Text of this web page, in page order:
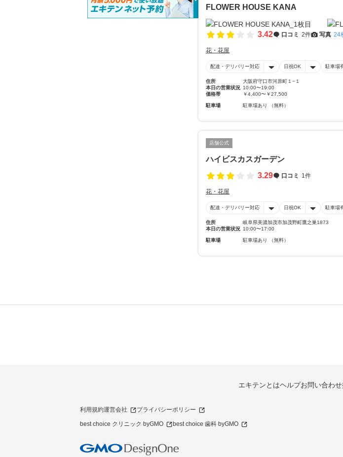
FLOWER HOUSE KANA
3.42 口コミ 2件 写真 24
花・花屋
配達・デリバリー対応 日祝OK 駐車場
住所
大阪府守口市河原町１−１
本日の営業状況 10:00〜19:00
価格帯
￥4,400〜￥27,500
駐車場 駐車場あり （無料）
店舗公式
ハイビスカスガーデン
3.29
口コミ 1件
花・花屋
配達・デリバリー対応 日祝OK 駐車場
住所
岐阜県美濃加茂市加茂野町鷹之巣1873
本日の営業状況 10:00〜17:00
駐車場 駐車場あり （無料）
エキテンとはヘルプお問い合わせ
利用規約運営会社 プライバシーポリシー
best choice クリニック byGMO best choice 歯科 byGMO